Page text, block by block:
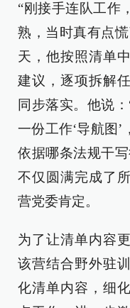
“刚接手连队工作
熟，当时真有点
天，他按照清单
建议，逐项拆解
同步落实。他说
一份工作‘导航图’
依据哪条法规干
不仅圆满完成了
营党委肯定。
为了让清单内容
该营结合野外驻
化清单内容，细